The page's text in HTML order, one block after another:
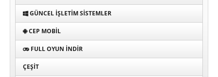
GÜNCEL İŞLETIM SISTEMLER
CEP MOBIL
FULL OYUN İNDIR
ÇEŞIT